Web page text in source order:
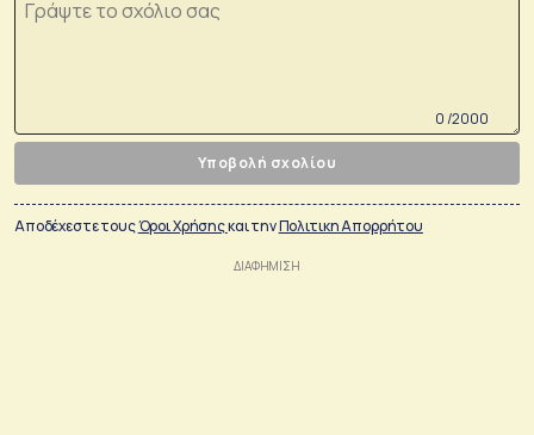
0 /2000
Υποβολή σχολίου
Αποδέχεστε τουςΌροι Χρήσηςκαι τηνΠολιτικη Απορρήτου